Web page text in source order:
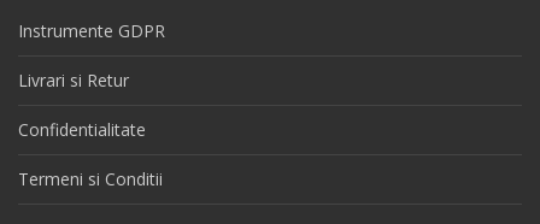
Instrumente GDPR
Livrari si Retur
Confidentialitate
Termeni si Conditii